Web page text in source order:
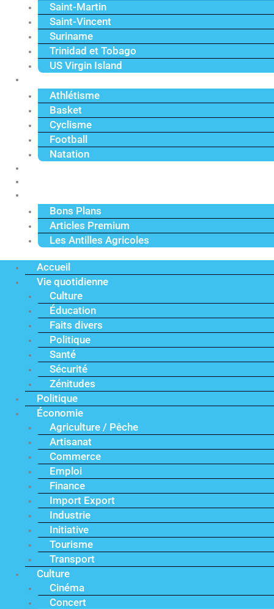
Saint-Martin
Saint-Vincent
Suriname
Trinidad et Tobago
US Virgin Island
Athlétisme
Basket
Cyclisme
Football
Natation
Bons Plans
Articles Premium
Les Antilles Agricoles
Accueil
Vie quotidienne
Culture
Éducation
Faits divers
Politique
Santé
Sécurité
Zénitudes
Politique
Économie
Agriculture / Pêche
Artisanat
Commerce
Emploi
Finance
Import Export
Industrie
Initiative
Tourisme
Transport
Culture
Cinéma
Concert